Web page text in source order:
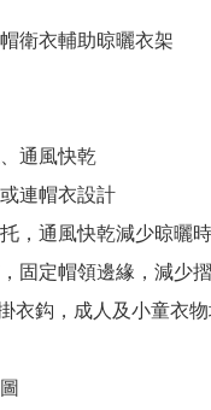
衛衣輔助晾曬衣架
通風快乾
連帽衣設計
，通風快乾減少晾曬
固定帽領邊緣，減少
衣鈎，成人及小童衣